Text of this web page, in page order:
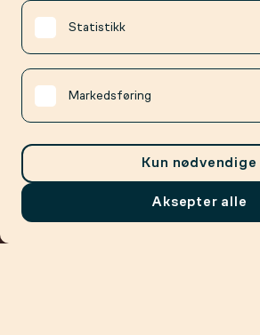
Meny
Statistikk
Markedsføring
Kun nødvendige
Aksepter alle